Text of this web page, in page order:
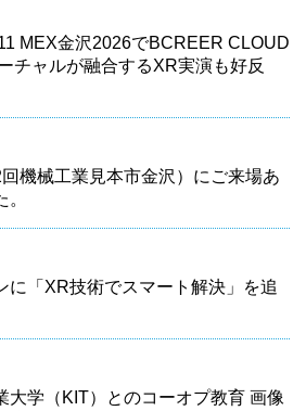
MEX金沢2026でBCREER CLOUD
チャルが融合するXR実演も好反
機械工業見本市金沢）にご来場あ
に「XR技術でスマート解決」を追
学（KIT）とのコーオプ教育 画像